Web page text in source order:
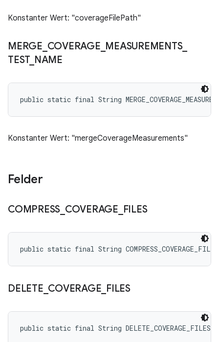
Konstanter Wert: "coverageFilePath"
MERGE COVERAGE MEASUREMENTS_
TEST_ NAME
public static final String
Konstanter Wert: "mergeCoverageMeasurements"
Felder
COMPRESS COVERAGE FILES
public static final String COMPRESS_COVERAGE_FILES
DELETE COVERAGE FILES
public static final String DELETE_COVERAGE_FILES